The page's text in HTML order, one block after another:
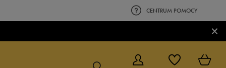
CENTRUM POMOCY
×